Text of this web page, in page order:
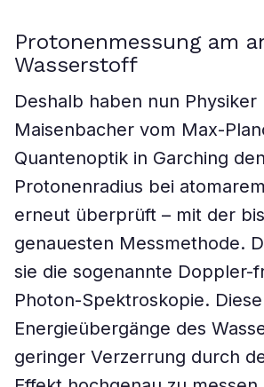
Protonenmessung am
Wasserstoff
Deshalb haben nun Physiker
Maisenbacher vom Max-
Quantenoptik in Garching den
Protonenradius bei
erneut überprüft – mit der
genauesten Messmethode.
sie die sogenannte Doppler-
Photon-Spektroskopie.
Energieübergänge des
geringer Verzerrung durch